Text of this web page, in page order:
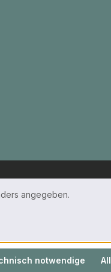
angegeben.
notwendige